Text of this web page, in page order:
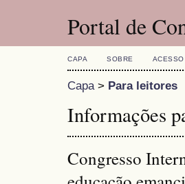
Portal de
CAPA SOBRE ACESSO
Capa> Para leitores
Informações
Congresso